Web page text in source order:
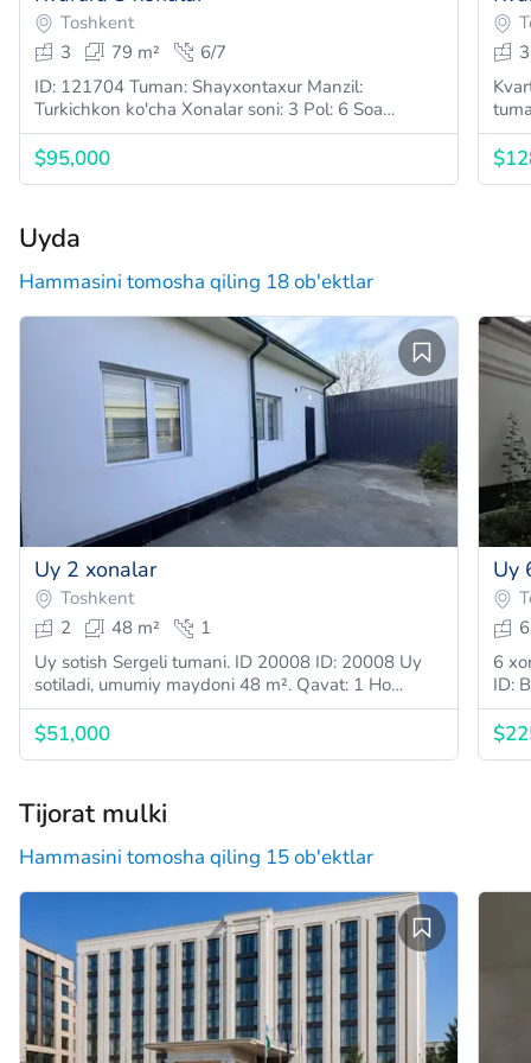
Toshkent
3
79 m²
6/7
ID: 121704 Tuman: Shayxontaxur Manzil:
Turkichkon ko'cha Xonalar soni: 3 Pol: 6 Soa…
$95,000
3
Kvartira 3
Uyda
Hammasini tomosha qiling 18 ob'ektlar
Uy 2 xonalar
Toshkent
2
48 m²
1
Uy sotish Sergeli tumani. ID 20008 ID: 20008 Uy
sotiladi, umumiy maydoni 48 m². Qavat: 1 Ho…
$51,000
Uy
6
6
ID:
Tijorat mulki
Hammasini tomosha qiling 15 ob'ektlar